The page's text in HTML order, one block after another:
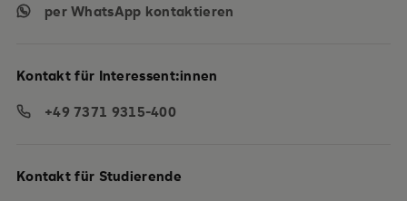
per WhatsApp kontaktieren
Kontakt für Interessent:innen
+49 7371 9315-400
Kontakt für Studierende